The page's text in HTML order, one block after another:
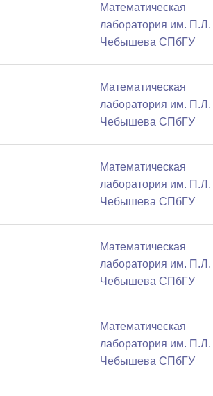
Математичеcкая
лаборатория им. П.Л.
Чебышева СПбГУ
Математичеcкая
лаборатория им. П.Л.
Чебышева СПбГУ
Математичеcкая
лаборатория им. П.Л.
Чебышева СПбГУ
Математичеcкая
лаборатория им. П.Л.
Чебышева СПбГУ
Математичеcкая
лаборатория им. П.Л.
Чебышева СПбГУ